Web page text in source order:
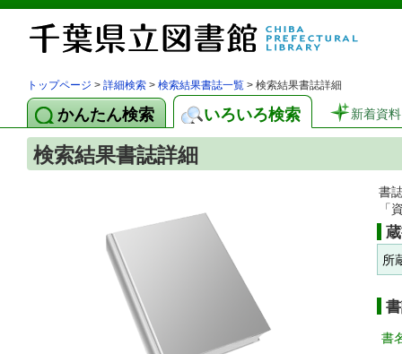
トップページ > 詳細検索 > 検索結果書誌一覧 > 検索結果書誌詳細
かんたん検索 いろいろ検索 新着資料
検索結果書誌詳細
書
「
所
書